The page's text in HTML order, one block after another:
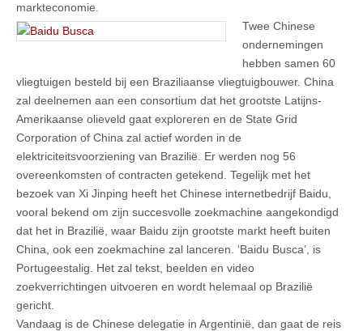
markteconomie.
Twee Chinese
ondernemingen
hebben samen 60
vliegtuigen besteld bij een Braziliaanse vliegtuigbouwer. China
zal deelnemen aan een consortium dat het grootste Latijns-
Amerikaanse olieveld gaat exploreren en de State Grid
Corporation of China zal actief worden in de
elektriciteitsvoorziening van Brazilië. Er werden nog 56
overeenkomsten of contracten getekend. Tegelijk met het
bezoek van Xi Jinping heeft het Chinese internetbedrijf Baidu,
vooral bekend om zijn succesvolle zoekmachine aangekondigd
dat het in Brazilië, waar Baidu zijn grootste markt heeft buiten
China, ook een zoekmachine zal lanceren. ‘Baidu Busca’, is
Portugeestalig. Het zal tekst, beelden en video
zoekverrichtingen uitvoeren en wordt helemaal op Brazilië
gericht.
Vandaag is de Chinese delegatie in Argentinië, dan gaat de reis